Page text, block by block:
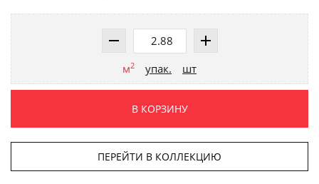
м2 упак. шт
В КОРЗИНУ
ПЕРЕЙТИ В КОЛЛЕКЦИЮ